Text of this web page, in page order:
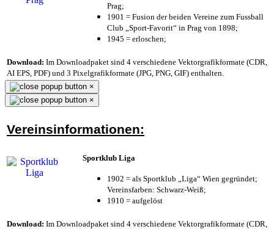
Prag;
1901 = Fusion der beiden Vereine zum Fussball
Club „Sport-Favorit“ in Prag von 1898;
1945 = erloschen;
Download: Im Downloadpaket sind 4 verschiedene Vektorgrafikformate (CDR,
AI EPS, PDF) und 3 Pixelgrafikformate (JPG, PNG, GIF) enthalten.
×
×
Vereinsinformationen:
Sportklub Liga
1902 = als Sportklub „Liga“ Wien gegründet;
Vereinsfarben: Schwarz-Weiß;
1910 = aufgelöst
Download: Im Downloadpaket sind 4 verschiedene Vektorgrafikformate (CDR,